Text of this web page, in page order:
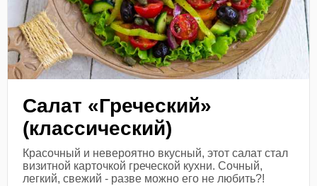
Салат «Греческий»
(классический)
Красочный и невероятно вкусный, этот салат стал
визитной карточкой греческой кухни. Сочный,
легкий, свежий - разве можно его не любить?!